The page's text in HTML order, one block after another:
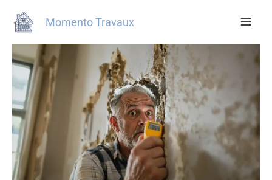
contenu
Momento Travaux